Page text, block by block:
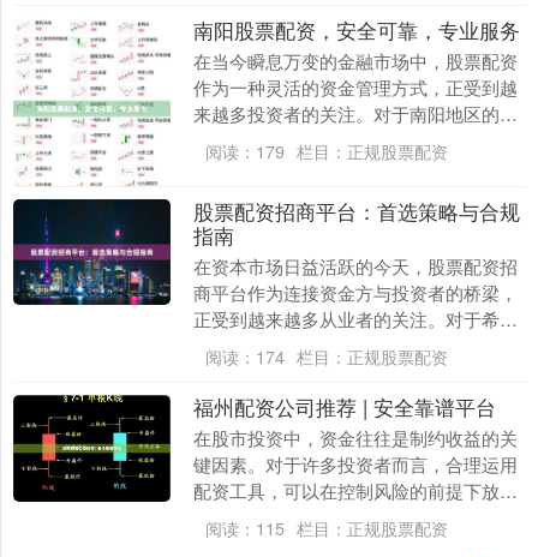
南阳股票配资，安全可靠，专业服务
在当今瞬息万变的金融市场中，股票配资
作为一种灵活的资金管理方式，正受到越
来越多投资者的关注。对于南阳地区的投
资者而言，选择一家安全可靠、专业服务
的股票配资平台，....
阅读： 179 栏目： 正规股票配资
股票配资招商平台：首选策略与合规
指南
在资本市场日益活跃的今天，股票配资招
商平台作为连接资金方与投资者的桥梁，
正受到越来越多从业者的关注。对于希望
进入这一领域的合作伙伴而言，选择正确
的平台、制定科学....
阅读： 174 栏目： 正规股票配资
福州配资公司推荐 | 安全靠谱平台
在股市投资中，资金往往是制约收益的关
键因素。对于许多投资者而言，合理运用
配资工具，可以在控制风险的前提下放大
收益。然而，面对市场上琳琅满目的配资
公司，如何选择一....
阅读： 115 栏目： 正规股票配资